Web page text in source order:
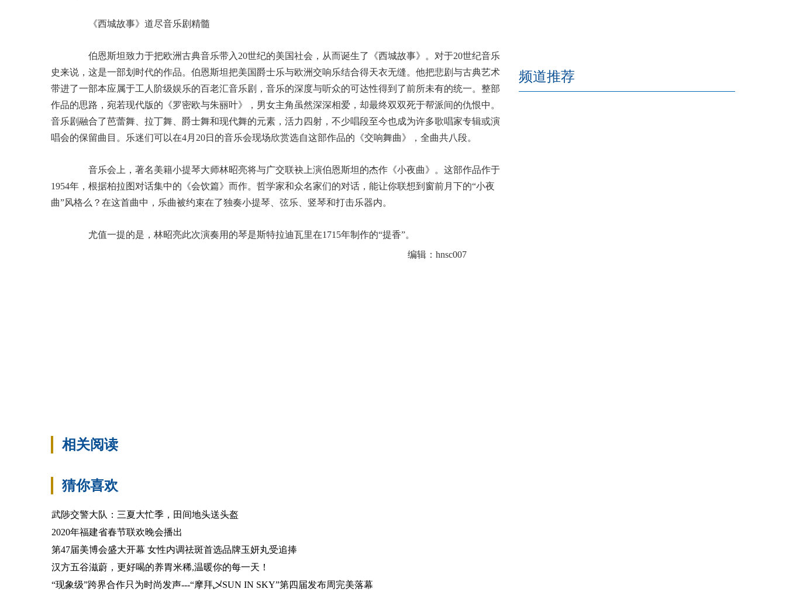
《西城故事》道尽音乐剧精髓
伯恩斯坦致力于把欧洲古典音乐带入20世纪的美国社会，从而诞生了《西城故事》。对于20世纪音乐
史来说，这是一部划时代的作品。伯恩斯坦把美国爵士乐与欧洲交响乐结合得天衣无缝。他把悲剧与古典艺术
带进了一部本应属于工人阶级娱乐的百老汇音乐剧，音乐的深度与听众的可达性得到了前所未有的统一。整部
作品的思路，宛若现代版的《罗密欧与朱丽叶》，男女主角虽然深深相爱，却最终双双死于帮派间的仇恨中。
音乐剧融合了芭蕾舞、拉丁舞、爵士舞和现代舞的元素，活力四射，不少唱段至今也成为许多歌唱家专辑或演
唱会的保留曲目。乐迷们可以在4月20日的音乐会现场欣赏选自这部作品的《交响舞曲》，全曲共八段。
音乐会上，著名美籍小提琴大师林昭亮将与广交联袂上演伯恩斯坦的杰作《小夜曲》。这部作品作于
1954年，根据柏拉图对话集中的《会饮篇》而作。哲学家和众名家们的对话，能让你联想到窗前月下的“小夜
曲”风格么？在这首曲中，乐曲被约束在了独奏小提琴、弦乐、竖琴和打击乐器内。
尤值一提的是，林昭亮此次演奏用的琴是斯特拉迪瓦里在1715年制作的“提香”。
编辑：hnsc007
相关阅读
猜你喜欢
武陟交警大队：三夏大忙季，田间地头送头盔
2020年福建省春节联欢晚会播出
第47届美博会盛大开幕 女性内调祛斑首选品牌玉妍丸受追捧
汉方五谷滋蔚，更好喝的养胃米稀,温暖你的每一天！
“现象级”跨界合作只为时尚发声---“摩拜乄SUN IN SKY”第四届发布周完美落幕
频道推荐